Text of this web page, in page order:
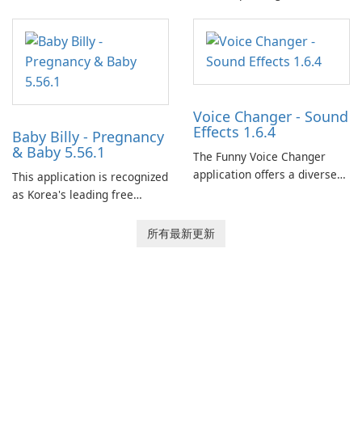
and her charming corgi,
Ollie, on an adventurous
journey across diverse
landscapes.
Baby Billy - Pregnancy
& Baby 5.56.1
This application is recognized
as Korea's leading free
Voice Changer - Sound
Effects 1.6.4
The Funny Voice Changer
application offers a diverse
users with robust
所有最新更新